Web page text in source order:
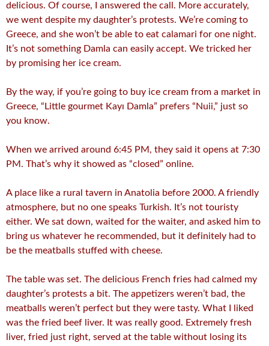
delicious. Of course, I answered the call. More accurately,
we went despite my daughter’s protests. We’re coming to
Greece, and she won’t be able to eat calamari for one night.
It’s not something Damla can easily accept. We tricked her
by promising her ice cream.
By the way, if you’re going to buy ice cream from a market in
Greece, “Little gourmet Kayı Damla” prefers “Nuii,” just so
you know.
When we arrived around 6:45 PM, they said it opens at 7:30
PM. That’s why it showed as “closed” online.
A place like a rural tavern in Anatolia before 2000. A friendly
atmosphere, but no one speaks Turkish. It’s not touristy
either. We sat down, waited for the waiter, and asked him to
bring us whatever he recommended, but it definitely had to
be the meatballs stuffed with cheese.
The table was set. The delicious French fries had calmed my
daughter’s protests a bit. The appetizers weren’t bad, the
meatballs weren’t perfect but they were tasty. What I liked
was the fried beef liver. It was really good. Extremely fresh
liver, fried just right, served at the table without losing its